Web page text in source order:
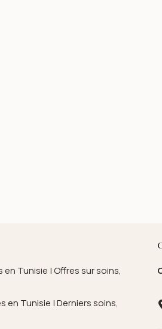
Tunisie | Offres sur soins,
Tunisie | Derniers soins,